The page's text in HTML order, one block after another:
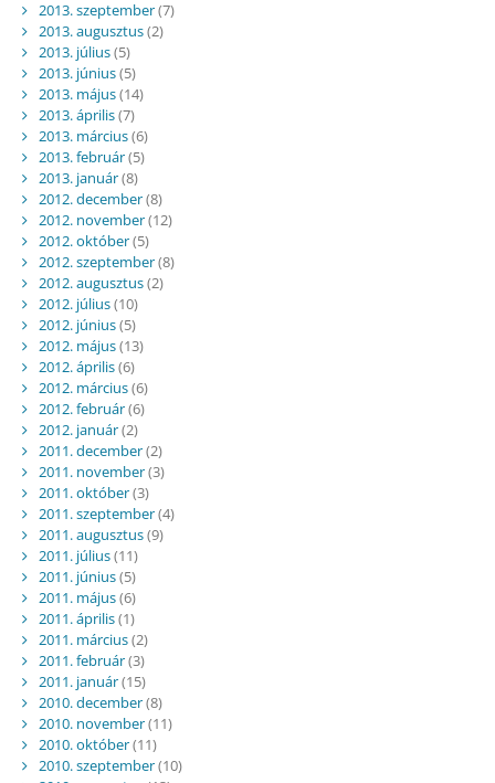
2013. szeptember(7)
2013. augusztus(2)
2013. július(5)
2013. június(5)
2013. május(14)
2013. április(7)
2013. március(6)
2013. február(5)
2013. január(8)
2012. december(8)
2012. november(12)
2012. október(5)
2012. szeptember(8)
2012. augusztus(2)
2012. július(10)
2012. június(5)
2012. május(13)
2012. április(6)
2012. március(6)
2012. február(6)
2012. január(2)
2011. december(2)
2011. november(3)
2011. október(3)
2011. szeptember(4)
2011. augusztus(9)
2011. július(11)
2011. június(5)
2011. május(6)
2011. április(1)
2011. március(2)
2011. február(3)
2011. január(15)
2010. december(8)
2010. november(11)
2010. október(11)
2010. szeptember(10)